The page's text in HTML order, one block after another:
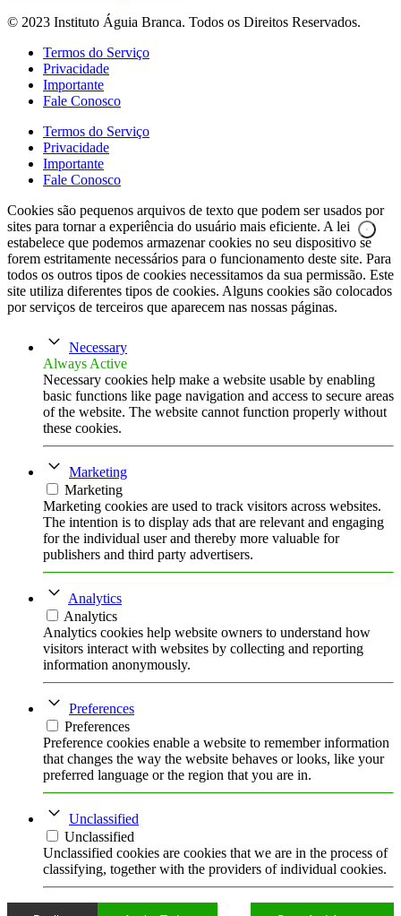
© 2023 Instituto Águia Branca. Todos os Direitos Reservados.
Termos do Serviço
Privacidade
Importante
Fale Conosco
Termos do Serviço
Privacidade
Importante
Fale Conosco
Cookies são pequenos arquivos de texto que podem ser usados por
sites para tornar a experiência do usuário mais eficiente. A lei
estabelece que podemos armazenar cookies no seu dispositivo se
forem estritamente necessários para o funcionamento deste site. Para
todos os outros tipos de cookies necessitamos da sua permissão. Este
site utiliza diferentes tipos de cookies. Alguns cookies são colocados
por serviços de terceiros que aparecem nas nossas páginas.
Necessary
Always Active
Necessary cookies help make a website usable by enabling
basic functions like page navigation and access to secure areas
of the website. The website cannot function properly without
these cookies.
Marketing
Marketing
Marketing cookies are used to track visitors across websites.
The intention is to display ads that are relevant and engaging
for the individual user and thereby more valuable for
publishers and third party advertisers.
Analytics
Analytics
Analytics cookies help website owners to understand how
visitors interact with websites by collecting and reporting
information anonymously.
Preferences
Preferences
Preference cookies enable a website to remember information
that changes the way the website behaves or looks, like your
preferred language or the region that you are in.
Unclassified
Unclassified
Unclassified cookies are cookies that we are in the process of
classifying, together with the providers of individual cookies.